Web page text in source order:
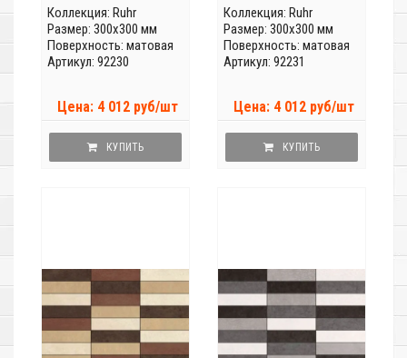
Коллекция: Ruhr
Размер: 300x300 мм
Поверхность: матовая
Артикул: 92230
Цена: 4 012 руб/шт
КУПИТЬ
Коллекция: Ruhr
Размер: 300x300 мм
Поверхность: матовая
Артикул: 92231
Цена: 4 012 руб/шт
КУПИТЬ